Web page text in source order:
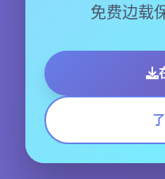
免费边载